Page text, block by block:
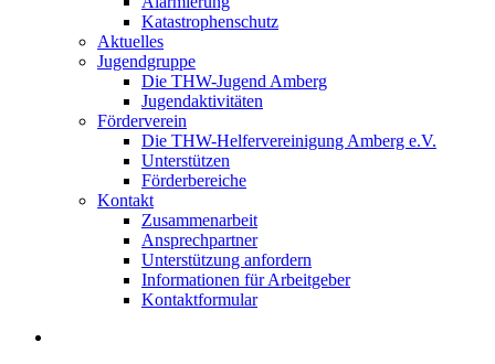
Katastrophenschutz
Aktuelles
Jugendgruppe
Die THW-Jugend Amberg
Jugendaktivitäten
Förderverein
Die THW-Helfervereinigung Amberg e.V.
Unterstützen
Förderbereiche
Kontakt
Zusammenarbeit
Ansprechpartner
Unterstützung anfordern
Informationen für Arbeitgeber
Kontaktformular